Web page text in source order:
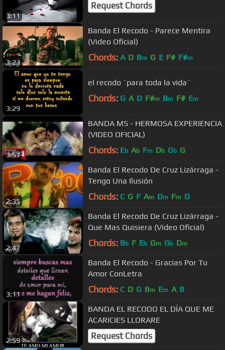
3:11
Request Chords
3:23
Banda El Recodo - Parece Mentira
(Video Oficial)
Chords: A D Bm G E F# F#m
3:29
el recodo ¨para toda la vida¨
Chords: G A D F#m Bm F# Em
3:57
BANDA MS - HERMOSA EXPERIENCIA
(VIDEO OFICIAL)
Chords: Eb Ab Fm Db Gb G
2:35
Banda El Recodo De Cruz Lizárraga -
Tengo Una Ilusión
Chords: C G F Am Dm Fm D
2:47
Banda El Recodo De Cruz Lizárraga -
Que Mas Quisiera (Video Oficial)
Chords: Bb F Eb Gm Gb Dm
3:11
Banda El Recodo - Gracias Por Tu
Amor ConLetra
Chords: C D G Bm Em A B
2:59
BANDA EL RECODO EL DÍA QUE ME
ACARICIES LLORARE
Request Chords